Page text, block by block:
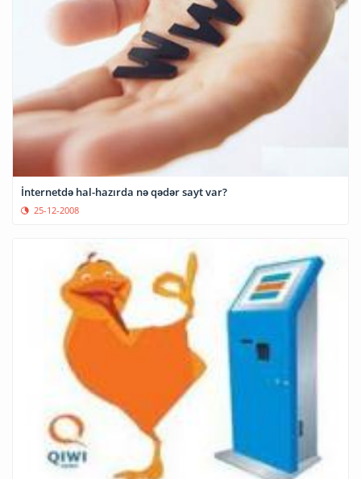
İnternetdə hal-hazırda nə qədər sayt var?
25-12-2008